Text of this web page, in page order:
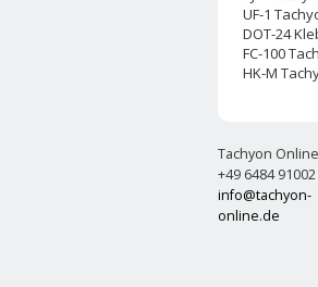
UF-1
DOT-24
FC-100
HK-M
Tachyon
+49 6484 91002
info@tachyon-
online.de